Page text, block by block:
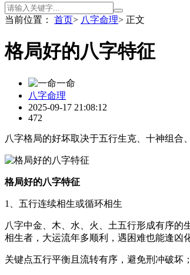
当前位置： 首页> 八字命理> 正文
格局好的八字特征
一命
八字命理
2025-09-17 21:08:12
472
八字格局的好坏取决于五行生克、十神组合
格局好的八字特征
1、五行连续相生或循环相生
八字中金、木、水、火、土五行形成有序的
相生者，大运流年多顺利，遇困难也能逢凶
关键点五行平衡且流转有序，避免刑冲破坏